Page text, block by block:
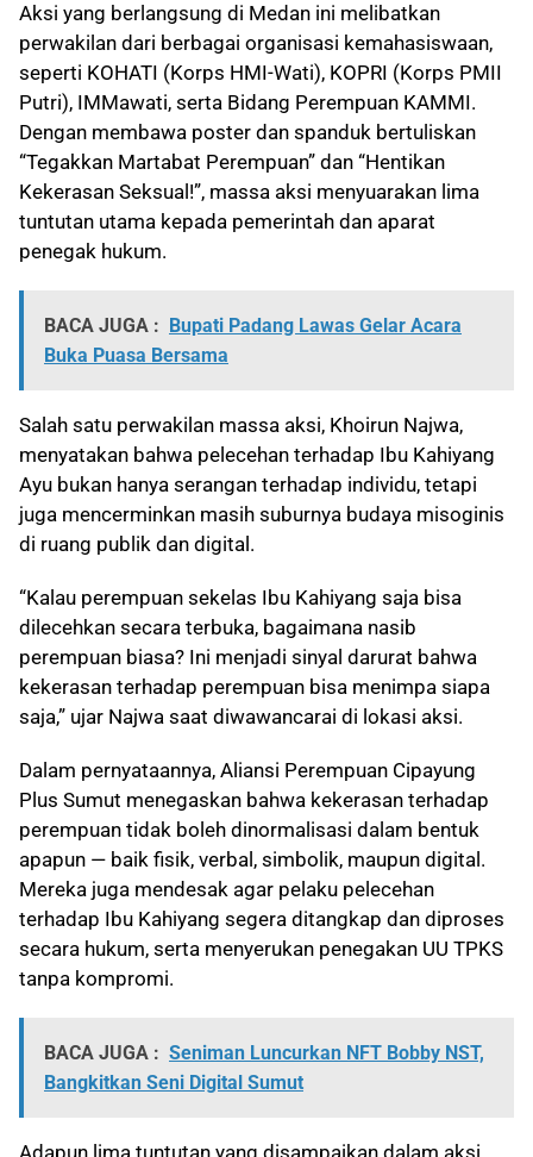
Aksi yang berlangsung di Medan ini melibatkan
perwakilan dari berbagai organisasi kemahasiswaan,
seperti KOHATI (Korps HMI-Wati), KOPRI (Korps PMII
Putri), IMMawati, serta Bidang Perempuan KAMMI.
Dengan membawa poster dan spanduk bertuliskan
“Tegakkan Martabat Perempuan” dan “Hentikan
Kekerasan Seksual!”, massa aksi menyuarakan lima
tuntutan utama kepada pemerintah dan aparat
penegak hukum.
BACA JUGA : Bupati Padang Lawas Gelar Acara
Buka Puasa Bersama
Salah satu perwakilan massa aksi, Khoirun Najwa,
menyatakan bahwa pelecehan terhadap Ibu Kahiyang
Ayu bukan hanya serangan terhadap individu, tetapi
juga mencerminkan masih suburnya budaya misoginis
di ruang publik dan digital.
“Kalau perempuan sekelas Ibu Kahiyang saja bisa
dilecehkan secara terbuka, bagaimana nasib
perempuan biasa? Ini menjadi sinyal darurat bahwa
kekerasan terhadap perempuan bisa menimpa siapa
saja,” ujar Najwa saat diwawancarai di lokasi aksi.
Dalam pernyataannya, Aliansi Perempuan Cipayung
Plus Sumut menegaskan bahwa kekerasan terhadap
perempuan tidak boleh dinormalisasi dalam bentuk
apapun — baik fisik, verbal, simbolik, maupun digital.
Mereka juga mendesak agar pelaku pelecehan
terhadap Ibu Kahiyang segera ditangkap dan diproses
secara hukum, serta menyerukan penegakan UU TPKS
tanpa kompromi.
BACA JUGA : Seniman Luncurkan NFT Bobby NST,
Bangkitkan Seni Digital Sumut
Adapun lima tuntutan yang disampaikan dalam aksi